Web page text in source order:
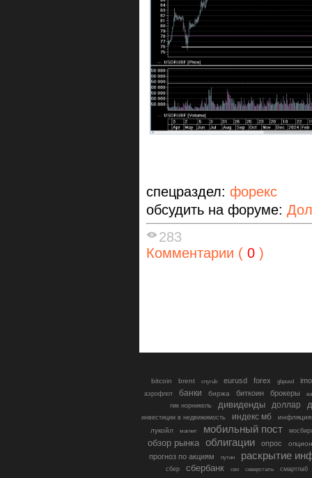
спецраздел: форекс
обсудить на форуме:
283
Комментарии ( 0 )
bitcoin brent cnyrub eurusd forex gbpusd
аэрофлот банки биржа биткоин брокеры
гмк норникель
дивиденды доллар
инвестиции в недвижимость индекс мб
инфляция
лукойл
магнит мобильный пост
обзор рынка облигации опрос
прогноз по акциям путин раскрытие
сбер сбербанк сво северсталь смартлаб